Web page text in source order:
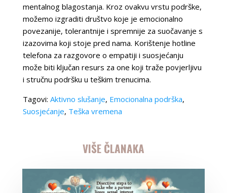
mentalnog blagostanja. Kroz ovakvu vrstu podrške,
možemo izgraditi društvo koje je emocionalno
povezanije, tolerantnije i spremnije za suočavanje s
izazovima koji stoje pred nama. Korištenje hotline
telefona za razgovore o empatiji i suosjećanju
može biti ključan resurs za one koji traže povjerljivu
i stručnu podršku u teškim trenucima.
Tagovi: Aktivno slušanje, Emocionalna podrška,
Suosjećanje, Teška vremena
VIŠE ČLANAKA